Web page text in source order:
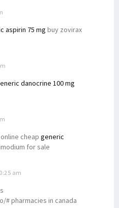
aspirin 75 mg buy zovirax
danocrine 100 mg
cheap generic
for sale
am
pharmacies in canada